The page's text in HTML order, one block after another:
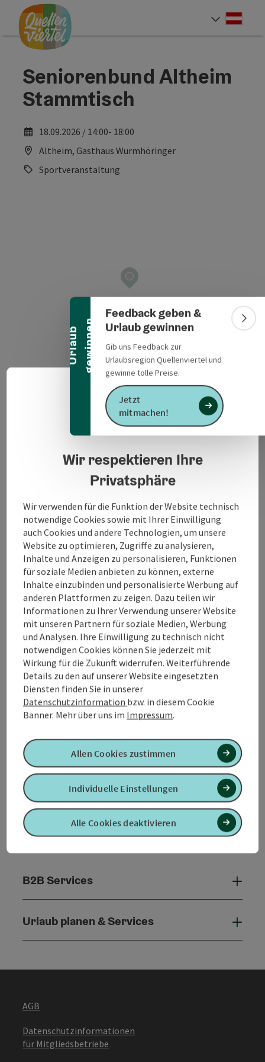
Zum Inhalt
Zur Navigation
Zum Seitenanfang
U
r
l
a
u
b
g
e
w
i
n
n
e n
Banner einklappen
Feedback geben &
Urlaub gewinnen
Gib uns Feedback zur
Urlaubsregion Quellenviertel und
gewinne tolle Preise.
Jetzt
mitmachen!
Seniorenbund Altheim
Stammtisch
18.09.2026 / 14:00- 18:00
Altheim, Gasthaus Wurmhöringer
Sportveranstaltung
Veranstaltungsinformationen
Seniorenbund Altheim Stammtisch
Gasthaus Wurmhöringer 14 Uhr
Veranstaltungsort
Anreise/Lage
Barrierefreiheit
PDF erstellen
Beitrag drucken
In der Nähe
powered byTOURDATA
B2B Services
Urlaub planen & Services
AGB
Datenschutzinformationen
für Mitgliedsbetriebe
Datenschutzerklärung
Wir respektieren Ihre
Privatsphäre
Wir verwenden für die Funktion der Website technisch
notwendige Cookies sowie mit Ihrer Einwilligung
auch Cookies und andere Technologien, um unsere
Website zu optimieren, Zugriffe zu analysieren,
Inhalte und Anzeigen zu personalisieren, Funktionen
für soziale Medien anbieten zu können, externe
Inhalte einzubinden und personalisierte Werbung auf
anderen Plattformen zu zeigen. Dazu teilen wir
Informationen zu Ihrer Verwendung unserer Website
mit unseren Partnern für soziale Medien, Werbung
und Analysen. Ihre Einwilligung zu technisch nicht
notwendigen Cookies können Sie jederzeit mit
Wirkung für die Zukunft widerrufen. Weiterführende
Details zu den auf unserer Website eingesetzten
Diensten finden Sie in unserer
Datenschutzinformation bzw. in diesem Cookie
Banner. Mehr über uns im Impressum.
Alle Cookies deaktivieren
Individuelle Einstellungen
Allen Cookies zustimmen